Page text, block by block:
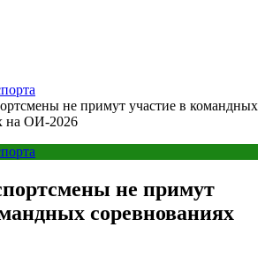
не примут участие в командных
на ОИ-2026
не примут
соревнованиях